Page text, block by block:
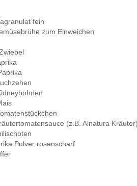
fein
zum Einweichen
(z.B. Alnatura
Pulver rosenscharf